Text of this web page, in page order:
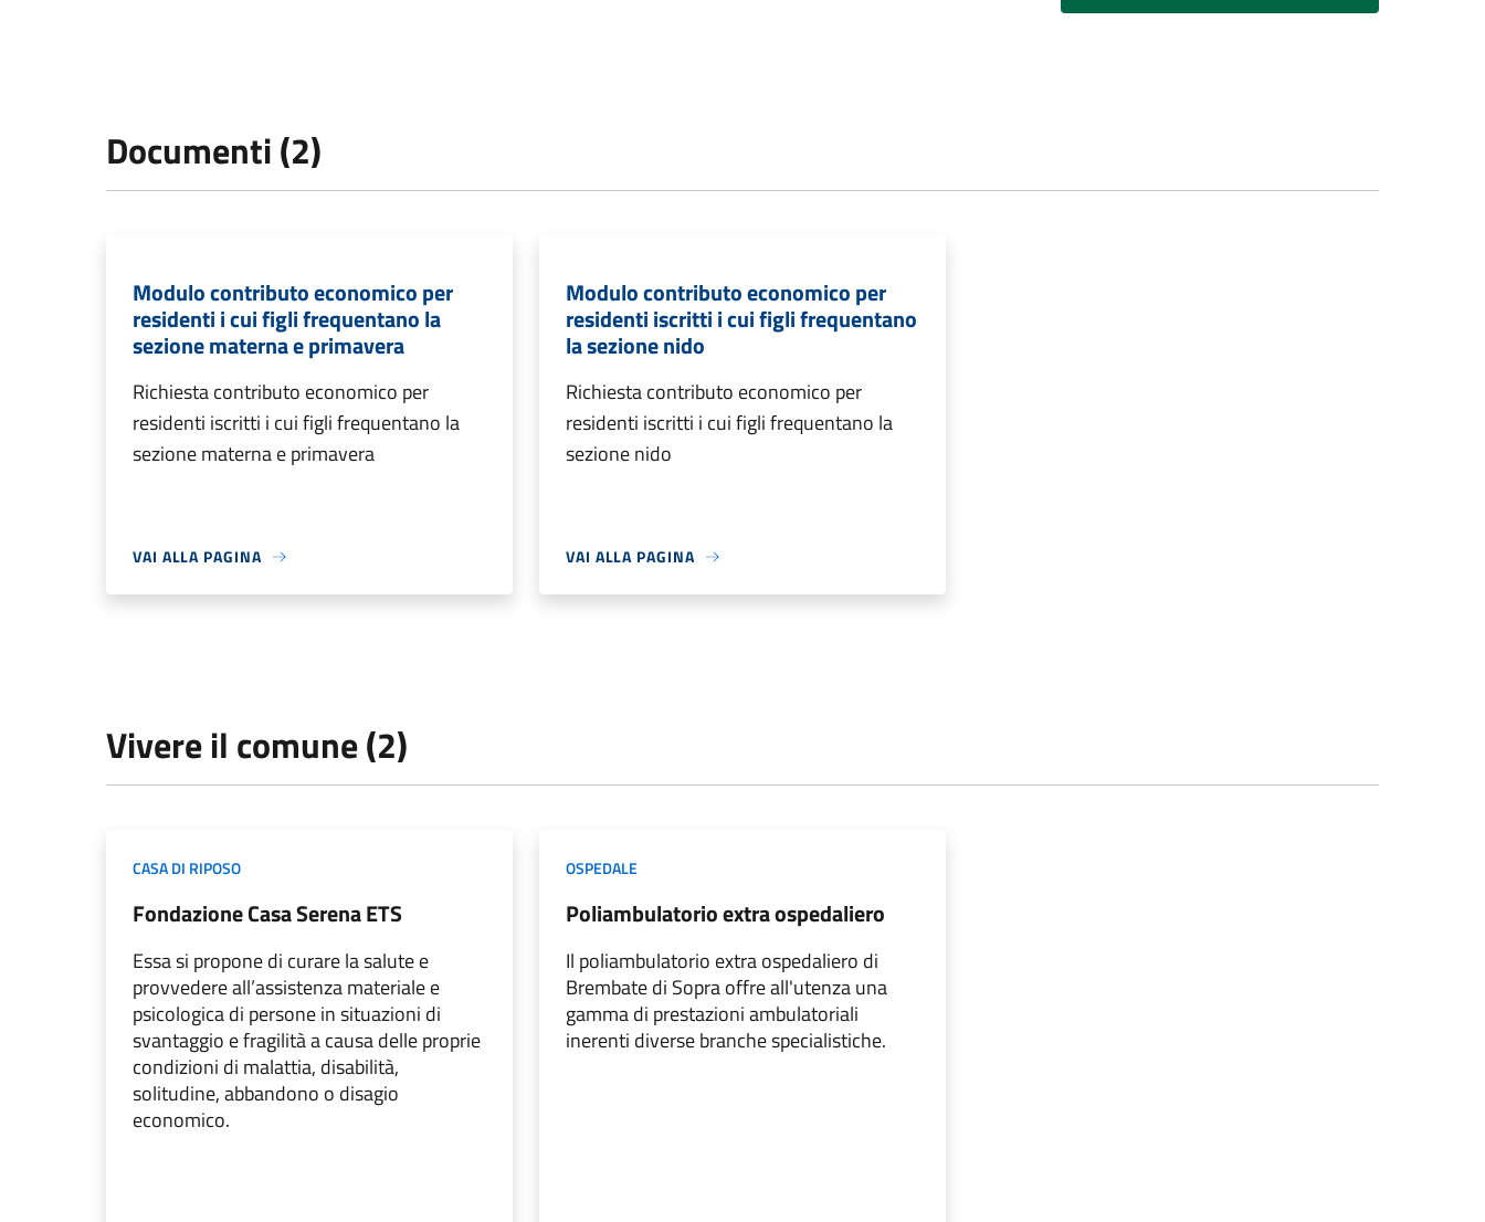
Documenti (2)
Modulo contributo economico per
residenti i cui figli frequentano la
sezione materna e primavera
Richiesta contributo economico per
residenti iscritti i cui figli frequentano la
sezione materna e primavera
VAI ALLA PAGINA
Modulo contributo economico per
residenti iscritti i cui figli frequentano
la sezione nido
Richiesta contributo economico per
residenti iscritti i cui figli frequentano la
sezione nido
VAI ALLA PAGINA
Vivere il comune (2)
CASA DI RIPOSO
Fondazione Casa Serena ETS
Essa si propone di curare la salute e
provvedere all’assistenza materiale e
psicologica di persone in situazioni di
svantaggio e fragilità a causa delle proprie
condizioni di malattia, disabilità,
solitudine, abbandono o disagio
economico.
OSPEDALE
Poliambulatorio extra ospedaliero
Il poliambulatorio extra ospedaliero di
Brembate di Sopra offre all'utenza una
gamma di prestazioni ambulatoriali
inerenti diverse branche specialistiche.